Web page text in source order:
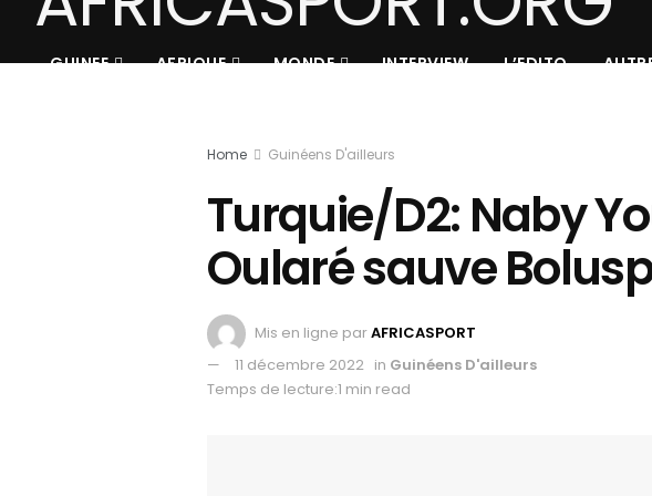
GUINEE AFRIQUE MONDE INTERVIEW L’EDITO
Home Guinéens D'ailleurs
Turquie/D2: Naby
Oularé sauve
Mis en ligne parAFRICASPORT
11 décembre 2022 in Guinéens D'ailleurs
Temps de lecture:1 min read